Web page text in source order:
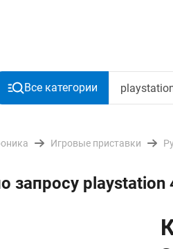
Все категории
Игровые приставки
запросу playstation